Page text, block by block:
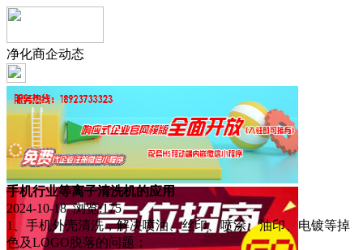
净化商企动态
手机行业等离子清洗机的应用
2024-10-18 浏览:175
1、手机外壳清洗，解决喷油、丝印、喷涂、油印、电镀等掉
色及LOGO脱落的问题；